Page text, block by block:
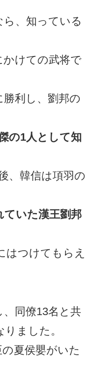
、知っている
かけての武将で
利し、劉邦の
の1人として知
、韓信は項羽の
ていた漢王劉邦
はつけてもらえ
同僚13名と共
ました。
夏侯嬰がいた